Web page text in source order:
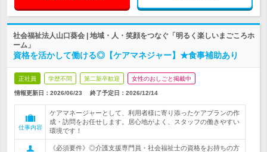
社会福祉法人山口葵会 | 地域・人・笑顔をつなぐ「明るく楽しいまごころホ
ーム」
資格を活かして働ける◎【ケアマネジャー】★食事補助あり
正社員 学歴不問 第二新卒歓迎 女性のおしごと掲載中
情報更新日：2026/06/23 終了予定日： 2026/12/14
仕事内容
ケアマネージャーとして、利用者様に寄り添ったケアプランの作
成・訪問をお任せします。居心地がよく、スタッフの働きやすい
環境です！
《必須要件》◎介護支援専門員・社会福祉士の資格をお持ちの方